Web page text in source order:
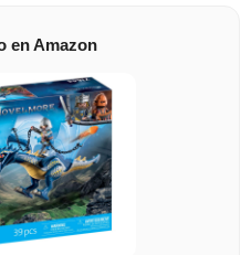
en Amazon